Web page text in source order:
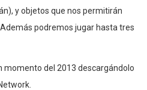
y objetos que nos permitirán
podremos jugar hasta tres
momento del 2013 descargándolo